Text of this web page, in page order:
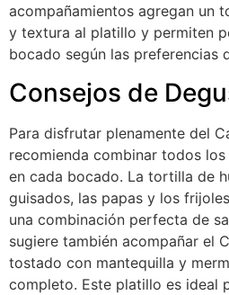
acompañamientos agregan un
y textura al platillo y permiten
bocado según las preferencias
Consejos de
Para disfrutar plenamente del
recomienda combinar todos
en cada bocado. La tortilla de
guisados, las papas y los
una combinación perfecta de
sugiere también acompañar el
tostado con mantequilla y
completo. Este platillo es ideal